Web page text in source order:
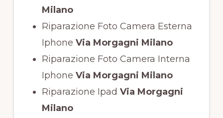
Milano
Riparazione Foto Camera Esterna
Iphone Via Morgagni Milano
Riparazione Foto Camera Interna
Iphone Via Morgagni Milano
Riparazione Ipad Via Morgagni
Milano